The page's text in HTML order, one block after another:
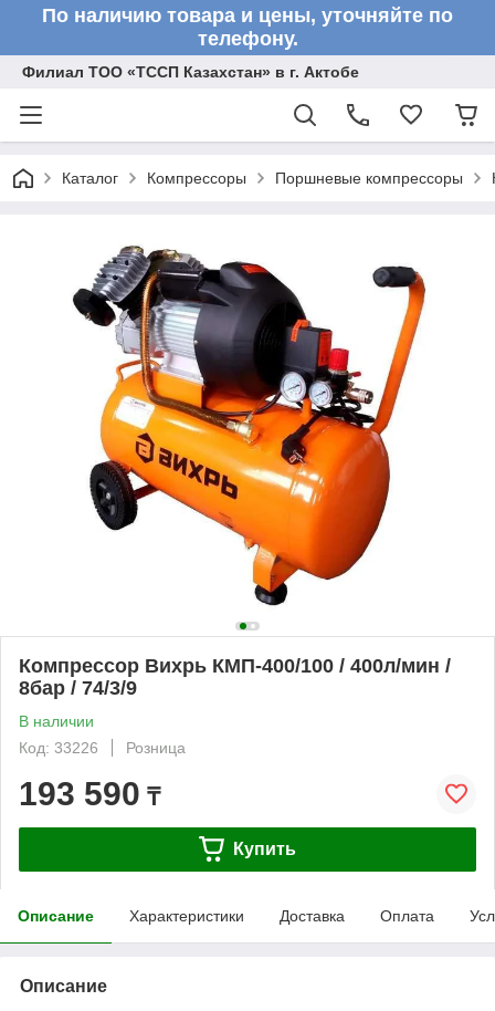
По наличию товара и цены, уточняйте по
телефону.
Филиал ТОО «ТССП Казахстан» в г. Актобе
Каталог Компрессоры Поршневые компрессоры
Компрессор Вихрь КМП-400/100 / 400л/мин /
8бар / 74/3/9
В наличии
Код: 33226
Розница
193 590 ₸
Купить
Описание Характеристики Доставка Оплата
Описание